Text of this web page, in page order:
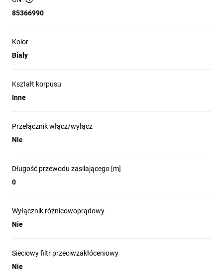
85366990
Kolor
Biały
Kształt korpusu
Inne
Przełącznik włącz/wyłącz
Nie
Długość przewodu zasilającego [m]
0
Wyłącznik różnicowoprądowy
Nie
Sieciowy filtr przeciwzakłóceniowy
Nie